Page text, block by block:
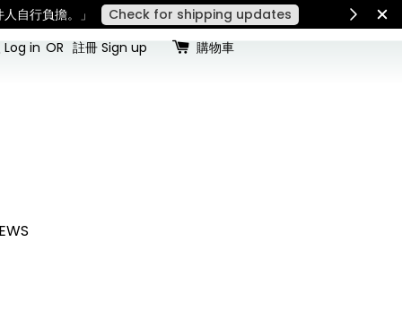
自行負擔。」 Check for shipping updates
Log in OR 註冊 Sign up 購物車